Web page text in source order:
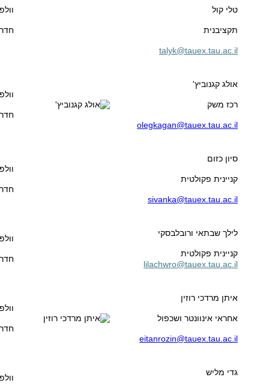
טלי קול
תקציבנית
talyk@tauex.tau.ac.il
חדר
אולג קגנוביץ'
רכז משק
olegkagan@tauex.tau.ac.il
חדר
סיון כזום
קניינית פקולטית
sivanka@tauex.tau.ac.il
חדר
לילך שבתאי ורובלבסקי
קניינית פקולטית
lilachwro@tauex.tau.ac.il
חדר
איתן מרדכי רוזין
אחראי אינוונטר ושכפול
eitanrozin@tauex.tau.ac.il
חדר
גדי מליש